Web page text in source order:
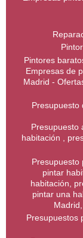
Pintores
Empresas de
Madrid -
Presupuesto
Presupuesto
habitación ,
Presupuesto
pintar
habitación,
pintar una
Presupuestos